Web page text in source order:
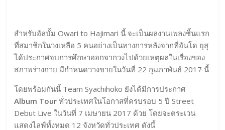
สำหรับอัลบั้ม Owari to Hajimari นี้ จะเป็นผลงานเพลงชิ้นแรก
ที่สมาชิกในวงเหลือ 5 คนอย่างเป็นทางการหลังจากที่อันโด ยุสุ
ได้ประกาศจบการศึกษาออกจากวงไปด้วยเหตุผลในเรื่องของ
สภาพร่างกาย มีกำหนดวางขายในวันที่ 22 กุมภาพันธ์ 2017 นี้
โดยพร้อมกันนี้ Team Syachihoko ยังได้มีการประกาศ
Album Tour ทั่วประเทศในโอกาสที่ครบรอบ 5 ปี Street
Debut Live ในวันที่ 7 เมษายน 2017 ด้วย โดยจะตระเวน
แสดงไลฟ์ทั้งหมด 12 จังหวัดทั่วประเทศ ดังนี้